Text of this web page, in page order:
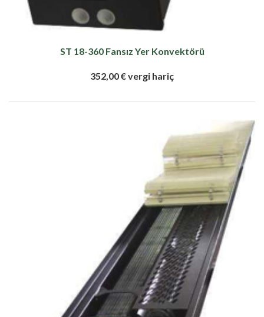
ST 18-360 Fansız Yer Konvektörü
352,00 € vergi hariç